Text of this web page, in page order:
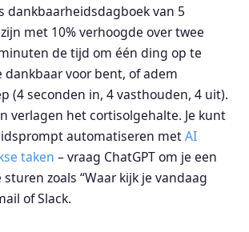
dankbaarheidsdagboek van 5
met 10% verhoogde over twee
de tijd om één ding op te
dankbaar voor bent, of adem
(4 seconden in, 4 vasthouden, 4 uit).
verlagen het cortisolgehalte. Je kunt
automatiseren metAI
taken – vraag ChatGPT om je een
zoals “Waar kijk je vandaag
of Slack.